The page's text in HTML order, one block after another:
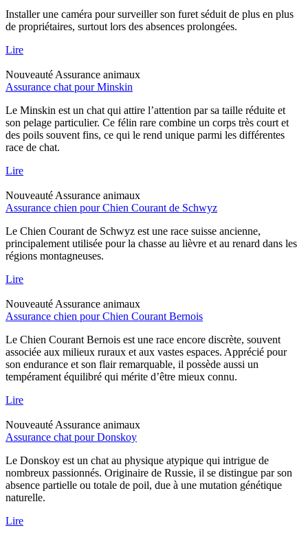
Installer une caméra pour surveiller son furet séduit de plus en plus
de propriétaires, surtout lors des absences prolongées.
Lire
NouveautéAssurance animaux
Assurance chat pour Minskin
Le Minskin est un chat qui attire l’attention par sa taille réduite et
son pelage particulier. Ce félin rare combine un corps très court et
des poils souvent fins, ce qui le rend unique parmi les différentes
race de chat.
Lire
NouveautéAssurance animaux
Assurance chien pour Chien Courant de Schwyz
Le Chien Courant de Schwyz est une race suisse ancienne,
principalement utilisée pour la chasse au lièvre et au renard dans les
régions montagneuses.
Lire
NouveautéAssurance animaux
Assurance chien pour Chien Courant Bernois
Le Chien Courant Bernois est une race encore discrète, souvent
associée aux milieux ruraux et aux vastes espaces. Apprécié pour
son endurance et son flair remarquable, il possède aussi un
tempérament équilibré qui mérite d’être mieux connu.
Lire
NouveautéAssurance animaux
Assurance chat pour Donskoy
Le Donskoy est un chat au physique atypique qui intrigue de
nombreux passionnés. Originaire de Russie, il se distingue par son
absence partielle ou totale de poil, due à une mutation génétique
naturelle.
Lire